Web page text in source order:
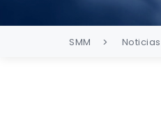
SMM Noticias